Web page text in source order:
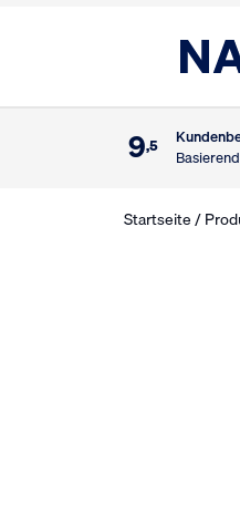
9,5
Startseite/